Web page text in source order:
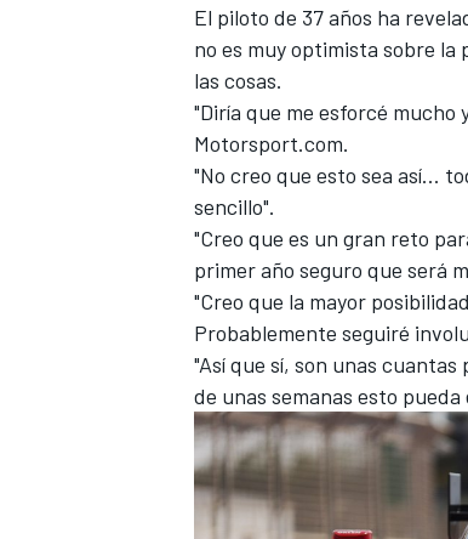
El piloto de 37 años ha
no es muy optimista sobre la
las cosas.
"Diría que me esforcé
Motorsport.com.
"No creo que esto sea así...
sencillo".
"Creo que es un gran reto
primer año seguro que será
"Creo que la mayor
Probablemente seguiré
"Así que sí, son unas
de unas semanas esto